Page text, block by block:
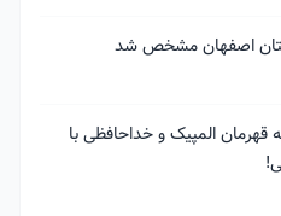
اصفهان مشخص شد
قهرمان المپیک و خداحافظی با